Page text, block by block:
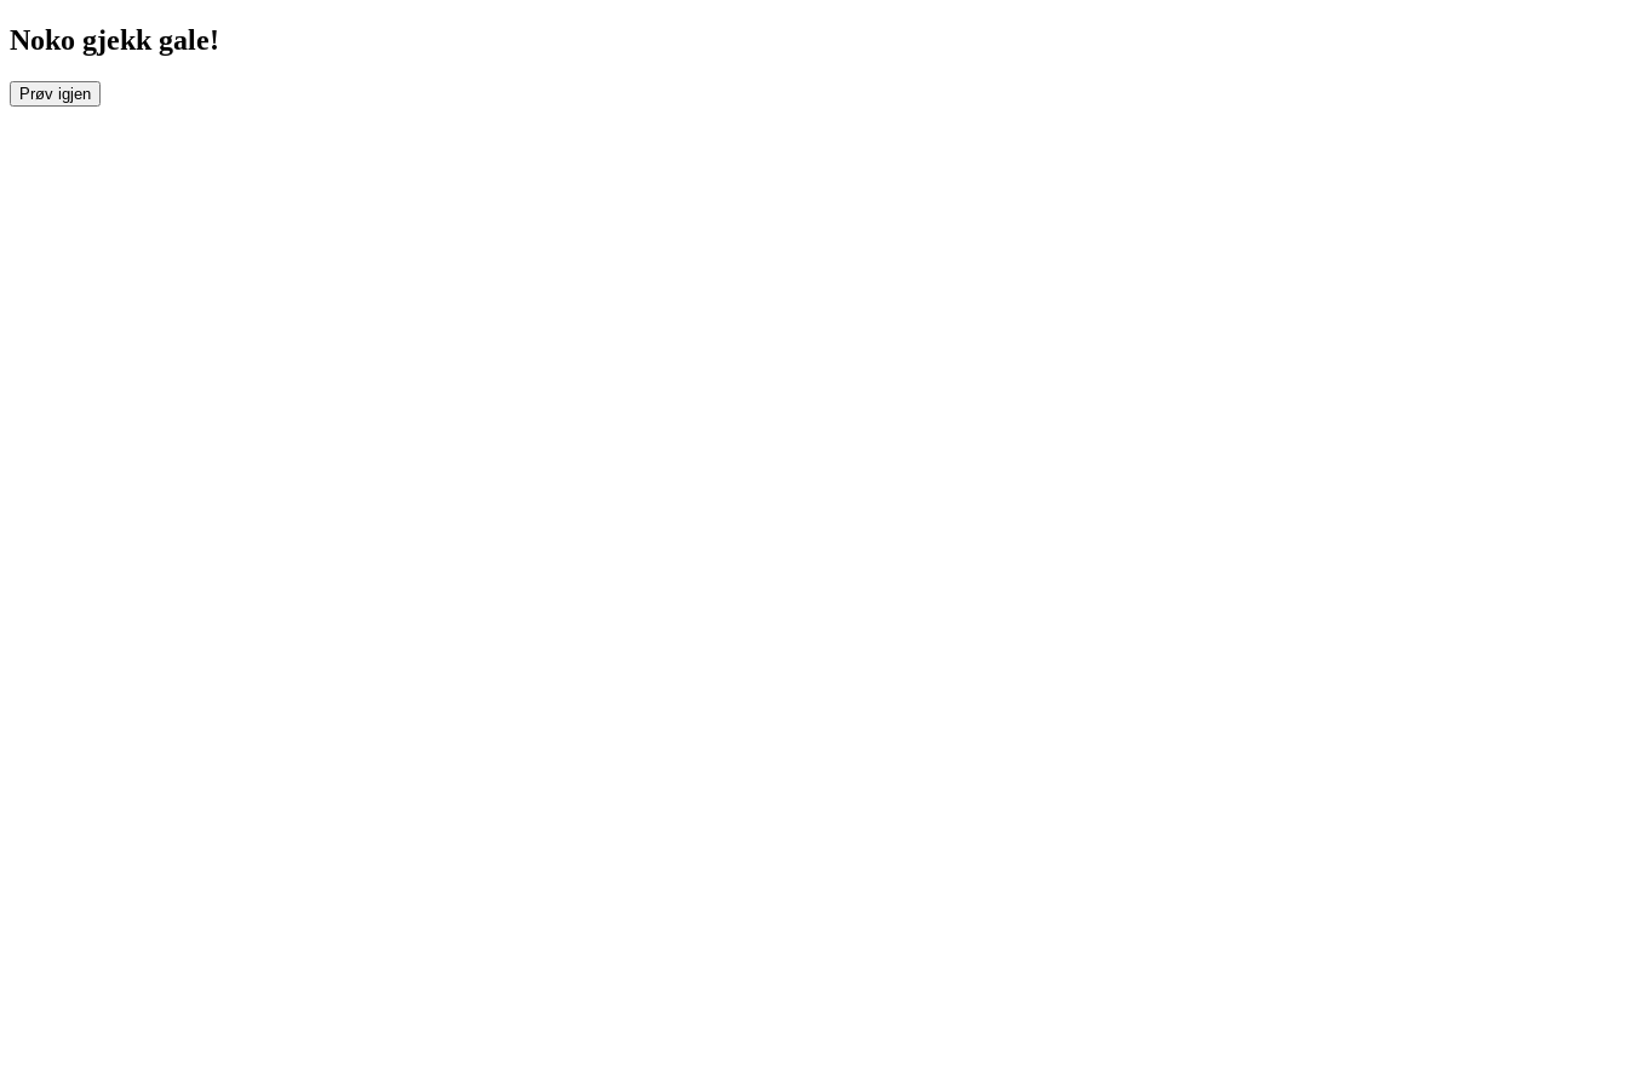
Noko gjekk gale!
Prøv igjen